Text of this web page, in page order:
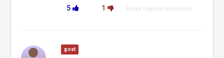
5 1 Prijavi neprimerno vsebino
gost